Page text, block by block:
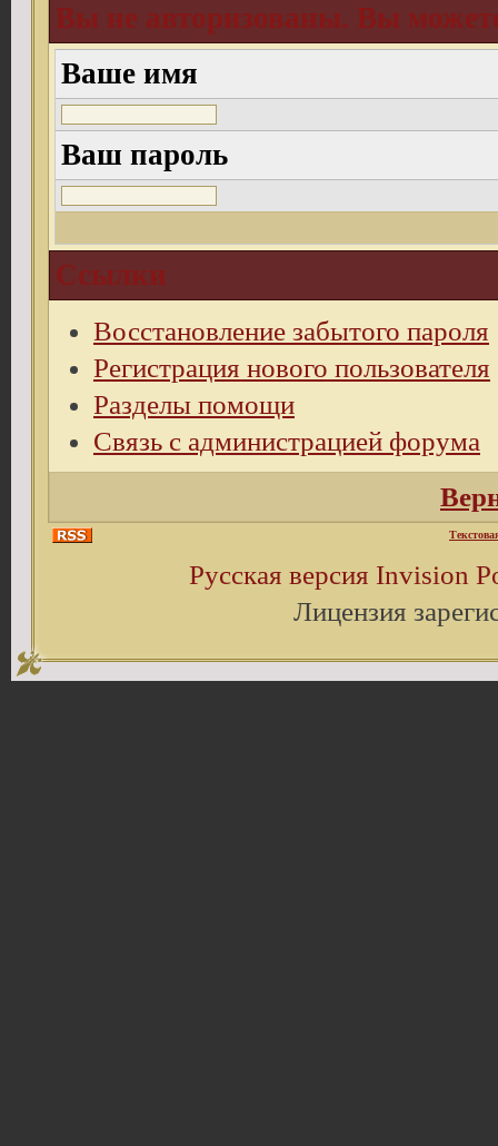
Вы не авторизованы. Вы
Ваше имя
Ваш пароль
Ссылки
Восстановление забытого пароля
Регистрация нового пользователя
Разделы помощи
Связь с администрацией форума
Русская версия Invision
Лицензия